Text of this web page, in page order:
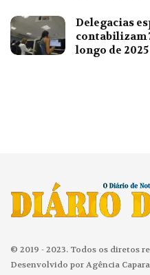
Delegacias
contabilizam
longo de 2025
© 2019 - 2023. Todos os diretos
Desenvolvido por Agência